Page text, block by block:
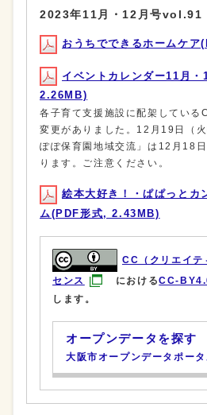
2023年11月・12月号vol.91
おうちでできるホームケ
イベントカレンダー11月
2.26MB)
各子育て支援施設に配架している
変更がありました。12月19日（
ぽぽ保育園地域交流」は12月18
ります。ご注意ください。
絵本大好き！・ぱぱっとカ
ム(PDF形式, 2.43MB)
CC（クリエイテ
センス
におけるCC-
します。
オープンデータを探す
大阪市オープンデータポータ